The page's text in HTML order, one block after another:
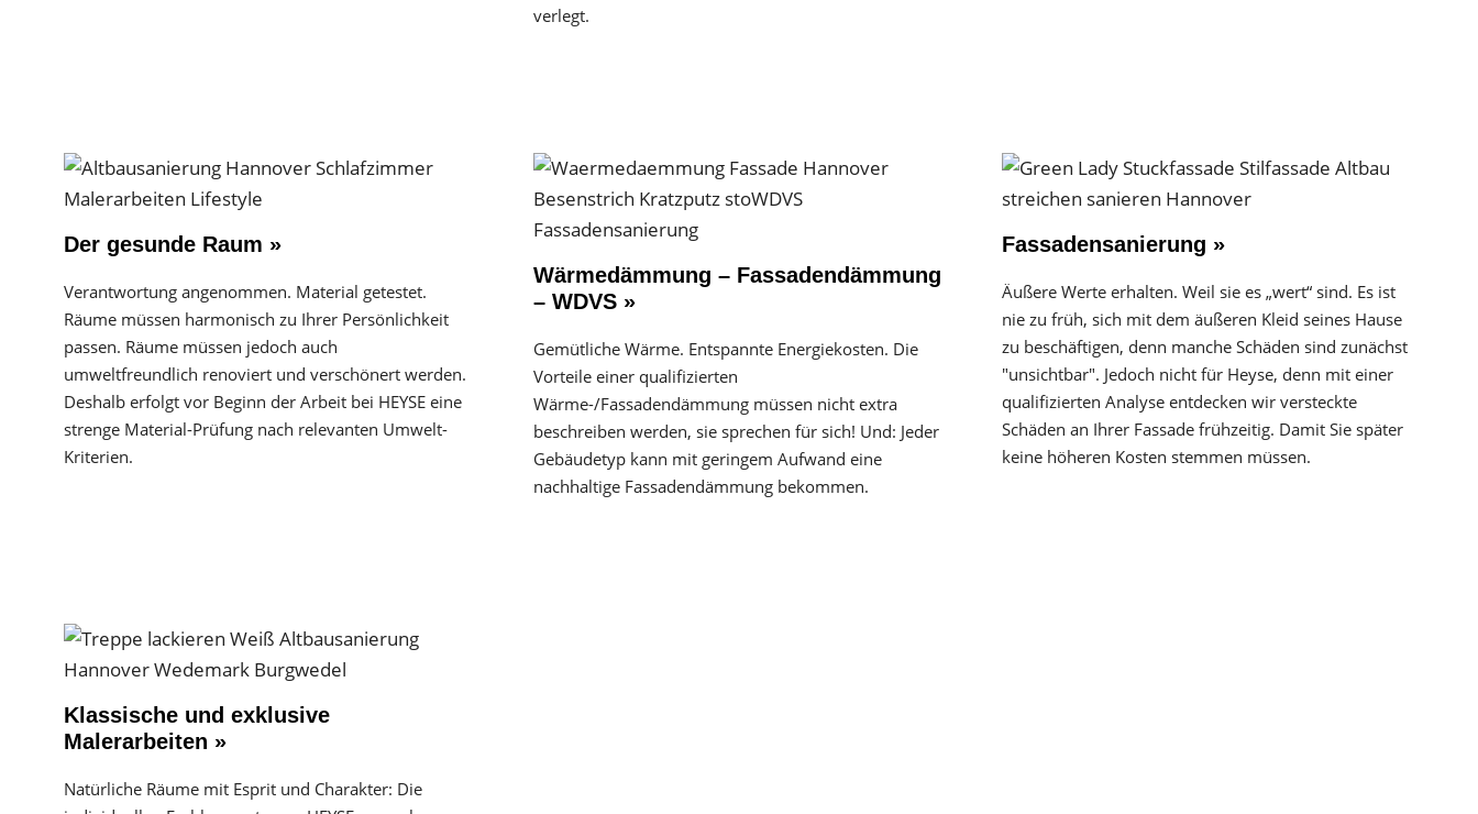
verlegt.
Der gesunde Raum »
Verantwortung angenommen. Material getestet.
Räume müssen harmonisch zu Ihrer Persönlichkeit
passen. Räume müssen jedoch auch
umweltfreundlich renoviert und verschönert werden.
Deshalb erfolgt vor Beginn der Arbeit bei HEYSE eine
strenge Material-Prüfung nach relevanten Umwelt-
Kriterien.
Wärmedämmung – Fassadendämmung
– WDVS »
Gemütliche Wärme. Entspannte Energiekosten. Die
Vorteile einer qualifizierten
Wärme-/Fassadendämmung müssen nicht extra
beschreiben werden, sie sprechen für sich! Und: Jeder
Gebäudetyp kann mit geringem Aufwand eine
nachhaltige Fassadendämmung bekommen.
Fassadensanierung »
Äußere Werte erhalten. Weil sie es „wert“ sind. Es ist
nie zu früh, sich mit dem äußeren Kleid seines Hause
zu beschäftigen, denn manche Schäden sind zunächst
"unsichtbar". Jedoch nicht für Heyse, denn mit einer
qualifizierten Analyse entdecken wir versteckte
Schäden an Ihrer Fassade frühzeitig. Damit Sie später
keine höheren Kosten stemmen müssen.
Klassische und exklusive
Malerarbeiten »
Natürliche Räume mit Esprit und Charakter: Die